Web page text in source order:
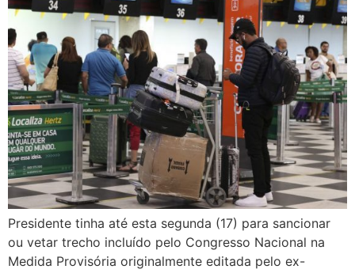
Presidente tinha até esta segunda (17) para sancionar
ou vetar trecho incluído pelo Congresso Nacional na
Medida Provisória originalmente editada pelo ex-